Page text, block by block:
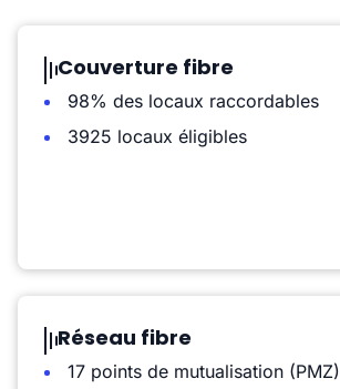
Couverture fibre
98% des locaux raccordables
3925 locaux éligibles
Réseau fibre
17 points de mutualisation (PMZ)